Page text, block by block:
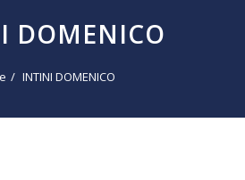
DOMENICO
INTINI DOMENICO